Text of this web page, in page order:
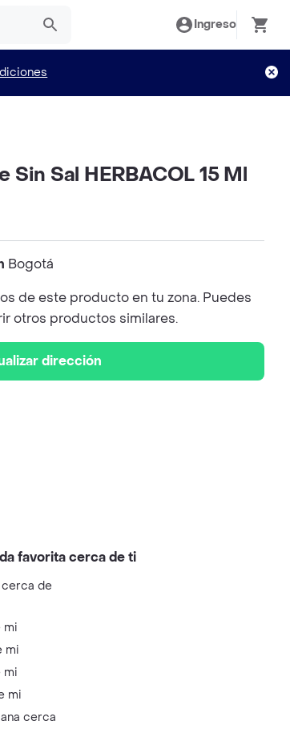
Ingreso
Sal HERBACOL 15 Ml
Bogotá
de este producto en tu zona. Puedes
otros productos similares.
dirección
favorita cerca de ti
cerca de
mi
mi
mi
mi
cerca